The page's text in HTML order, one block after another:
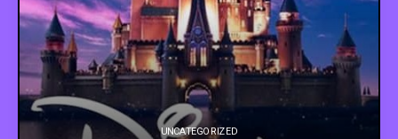
PEOPLE
FOOD
BONS PLANS
UNCATEGORIZED